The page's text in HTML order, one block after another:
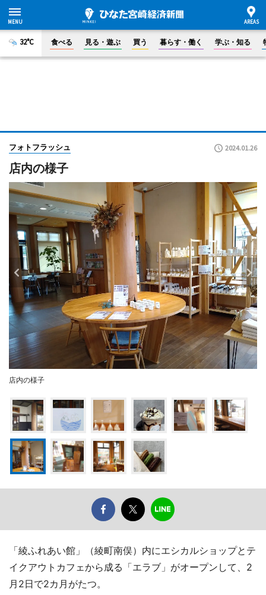
32°C 食べる 見る・遊ぶ 買う 暮らす・働く 学ぶ・知る
フォトフラッシュ 2024.01.26
店内の様子
店内の様子
「綾ふれあい館」（綾町南俣）内にエシカルショップとテ
イクアウトカフェから成る「エラブ」がオープンして、2
月2日で2カ月がたつ。